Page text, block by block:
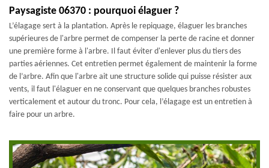
Paysagiste 06370 : pourquoi élaguer ?
L’élagage sert à la plantation. Après le repiquage, élaguer les branches
supérieures de l'arbre permet de compenser la perte de racine et donner
une première forme à l'arbre. Il faut éviter d'enlever plus du tiers des
parties aériennes. Cet entretien permet également de maintenir la forme
de l’arbre. Afin que l'arbre ait une structure solide qui puisse résister aux
vents, il faut l'élaguer en ne conservant que quelques branches robustes
verticalement et autour du tronc. Pour cela, l’élagage est un entretien à
faire pour un arbre.